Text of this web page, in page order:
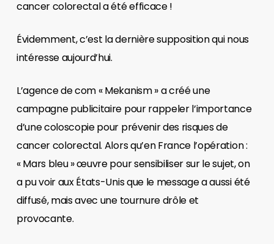
cancer colorectal a été efficace !
Évidemment, c’est la dernière supposition qui nous
intéresse aujourd’hui.
L’agence de com « Mekanism » a créé une
campagne publicitaire pour rappeler l’importance
d’une coloscopie pour prévenir des risques de
cancer colorectal. Alors qu’en France l’opération :
« Mars bleu » œuvre pour sensibiliser sur le sujet, on
a pu voir aux États-Unis que le message a aussi été
diffusé, mais avec une tournure drôle et
provocante.